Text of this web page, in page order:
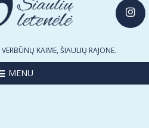
KAIME, ŠIAULIŲ RAJONE.
MENU